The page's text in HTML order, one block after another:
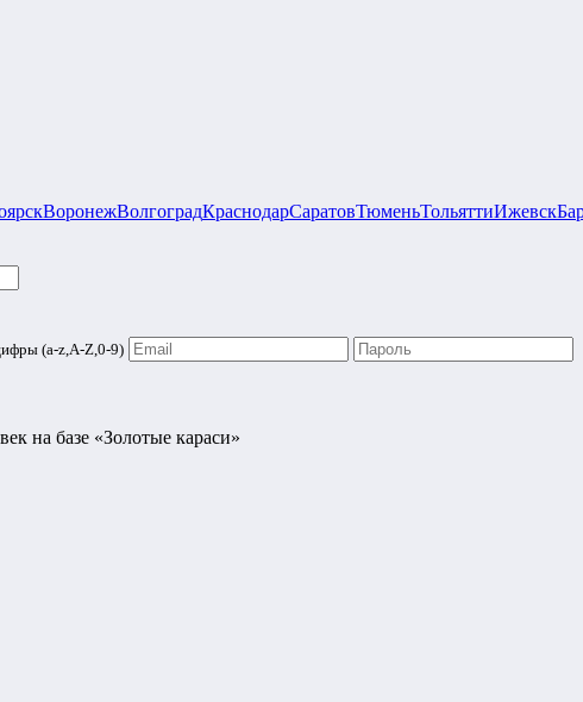
ВоронежВолгоградКраснодарСаратовТюменьТольяттиИжевск
(a-z,A-Z,0-9)
на базе «Золотые караси»